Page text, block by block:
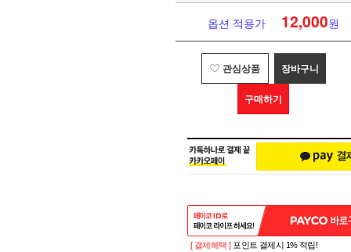
옵션 적용가 12,000원
관심상품 장바구니
구매하기
[ 결제혜택 ] 포인트 결제시 1% 적립!